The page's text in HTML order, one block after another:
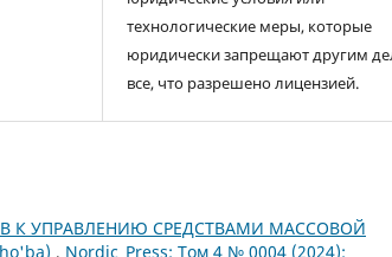
технологические меры, которые
юридически запрещают другим
все, что разрешено лицензией.
К УПРАВЛЕНИЮ СРЕДСТВАМИ МАССОВОЙ
, Nordic_Press: Том 4 № 0004 (2024):